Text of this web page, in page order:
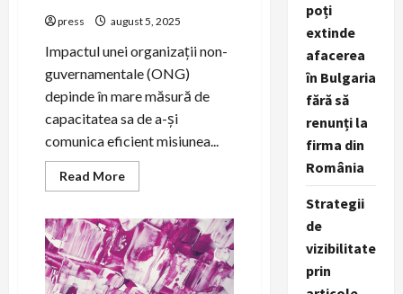
press august 5, 2025
Impactul unei organizații non-
guvernamentale (ONG)
depinde în mare măsură de
capacitatea sa de a-și
comunica eficient misiunea...
Read MoreRead
more
să
construiești
o
campanie
de
PR
poți
extinde
afacerea
în Bulgaria
fără să
renunți la
firma din
România
Strategii
de
vizibilitate
prin